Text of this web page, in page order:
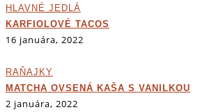
HLAVNÉ JEDLÁ
KARFIOLOVÉ TACOS
16 januára, 2022
RAŇAJKY
MATCHA OVSENÁ KAŠA S VANILKOU
2 januára, 2022